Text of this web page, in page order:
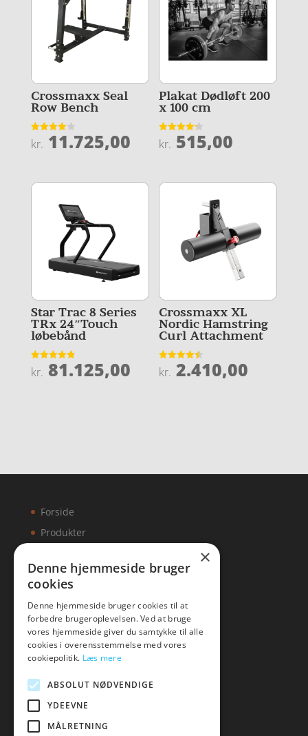
Crossmaxx Seal
Row Bench
Vurderet
4
kr. 11.725,00
Plakat Dødløft 200
x 100 cm
Vurderet
4.2
kr. 515,00
Star Trac 8 Series
TRx 24″Touch
løbebånd
Vurderet
4.9
kr. 81.125,00
Crossmaxx XL
Nordic Hamstring
Curl Attachment
Vurderet
4.5
kr. 2.410,00
Forside
Produkter
Artikler
Malawigruppen
Mail:hej@malawigruppen.dk
×
Denne hjemmeside bruger
cookies
Denne hjemmeside bruger cookies til at
forbedre brugeroplevelsen. Ved at bruge
vores hjemmeside giver du samtykke til alle
cookies i overensstemmelse med vores
cookiepolitik. Læs mere
ABSOLUT NØDVENDIGE
YDEEVNE
MÅLRETNING